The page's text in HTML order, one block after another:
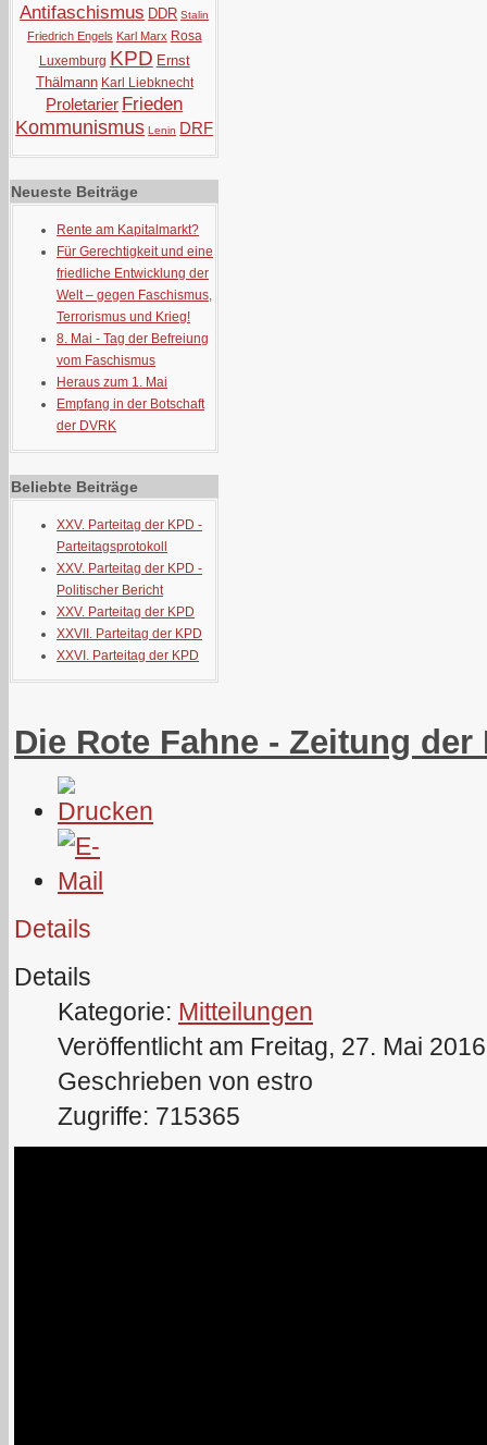
Antifaschismus DDR Stalin
Friedrich Engels Karl Marx Rosa
Luxemburg KPD Ernst
Thälmann Karl Liebknecht
Proletarier Frieden
Kommunismus Lenin DRF
Neueste Beiträge
Rente am Kapitalmarkt?
Für Gerechtigkeit und eine
friedliche Entwicklung der
Welt – gegen Faschismus,
Terrorismus und Krieg!
8. Mai - Tag der Befreiung
vom Faschismus
Heraus zum 1. Mai
Empfang in der Botschaft
der DVRK
Beliebte Beiträge
XXV. Parteitag der KPD -
Parteitagsprotokoll
XXV. Parteitag der KPD -
Politischer Bericht
XXV. Parteitag der KPD
XXVII. Parteitag der KPD
XXVI. Parteitag der KPD
Die Rote Fahne - Zeitung der
Details
Details
Kategorie: Mitteilungen
Veröffentlicht am Freitag, 27. Mai
Geschrieben von estro
Zugriffe: 715365